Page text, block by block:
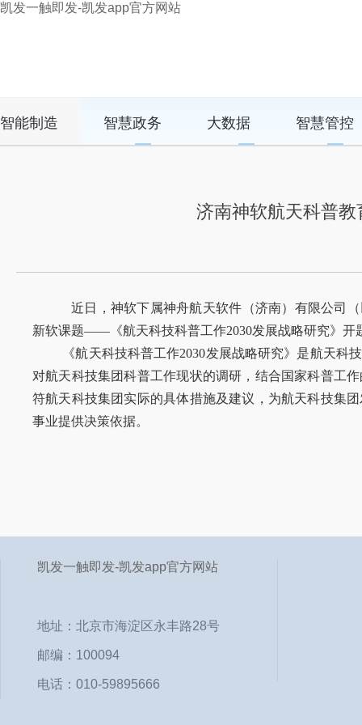
凯发一触即发-凯发app官方网站
智能制造 智慧政务 大数据 智慧管控
济南神软航天科普
近日，神软下属神舟航天软件（济南）有限公司
新软课题——《航天科技科普工作2030发展战略研究》开
《航天科技科普工作2030发展战略研究》是航天科
对航天科技集团科普工作现状的调研，结合国家科普工
符航天科技集团实际的具体措施及建议，为航天科技集
事业提供决策依据。
凯发一触即发-凯发app官方网站
地址：北京市海淀区永丰路28号
邮编：100094
电话：010-59895666